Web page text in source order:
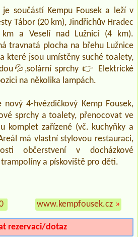
součástí Kempu Fousek a leží v
Tábor (20 km), Jindřichův Hradec
a Veselí nad Lužnicí (4 km).
travnatá plocha na břehu Lužnice
které jsou umístěny suché toalety,
sprchy 👉 Elektrické
na několika lampách.
4-hvězdičkový Kemp Fousek,
sprchy a toalety, přenocovat ve
komplet zařízené (vč. kuchyňky a
má vlastní stylovou restauraci,
občerstvení v docházkové
a pískoviště pro děti.
www.kempfousek.cz »
rezervaci/dotaz